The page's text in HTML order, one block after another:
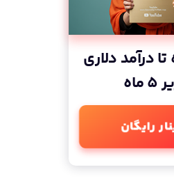
تا درآمد دلاری
رایگان